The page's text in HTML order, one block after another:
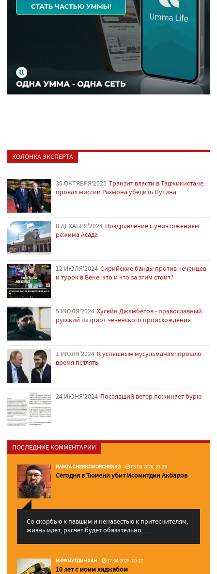
КОЛОНКА ЭКСПЕРТА
30 ОКТЯБРЯ'2025 Транзит власти в Таджикистане:
провал миссии Рахмона убедить Путина
8 ДЕКАБРЯ'2024 Поздравление с уничтожением
режима Асада
12 ИЮЛЯ'2024 Сирийские банды против чеченцев
и турок в Вене: кто и что за этим стоит?
5 ИЮЛЯ'2024 Хусейн Джамбетов - православный
русский патриот чеченского происхождения
1 ИЮЛЯ'2024 К успешным мусульманам: прошло
время петлять
24 ИЮНЯ'2024 Посеявший ветер пожинает бурю
ПОСЛЕДНИЕ КОММЕНТАРИИ
HAMZA CHERNOMORCHENKO 03.06.2026, 23:29
Сегодня в Тюмени убит Исомитдин Акбаров
Со скорбью к павшим и ненавестью к притеснителям,
жизнь идет, расчет будет обязательно. ...
ИКРАМУТДИН ХАН 17.04.2025, 00:27
10 лет с моим хиджабом